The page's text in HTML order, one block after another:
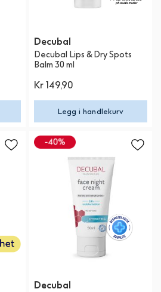
Decubal
Decubal Lips & Dry Spots
Balm 30 ml
Kr 149,90
Legg i handlekurv
Decubal